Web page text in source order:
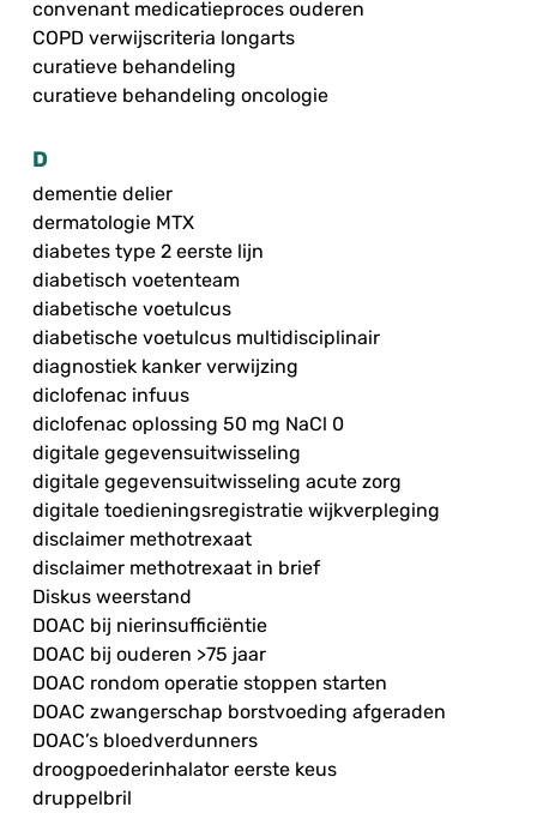
convenant medicatieproces ouderen
COPD verwijscriteria longarts
curatieve behandeling
curatieve behandeling oncologie
D
dementie delier
dermatologie MTX
diabetes type 2 eerste lijn
diabetisch voetenteam
diabetische voetulcus
diabetische voetulcus multidisciplinair
diagnostiek kanker verwijzing
diclofenac infuus
diclofenac oplossing 50 mg NaCl 0
digitale gegevensuitwisseling
digitale gegevensuitwisseling acute zorg
digitale toedieningsregistratie wijkverpleging
disclaimer methotrexaat
disclaimer methotrexaat in brief
Diskus weerstand
DOAC bij nierinsufficiëntie
DOAC bij ouderen >75 jaar
DOAC rondom operatie stoppen starten
DOAC zwangerschap borstvoeding afgeraden
DOAC’s bloedverdunners
droogpoederinhalator eerste keus
druppelbril